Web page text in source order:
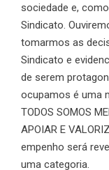
sociedade e,
Sindicato.
tomarmos as
Sindicato e
de serem
ocupamos é uma
TODOS SOMOS
APOIAR E
empenho será
uma categoria.